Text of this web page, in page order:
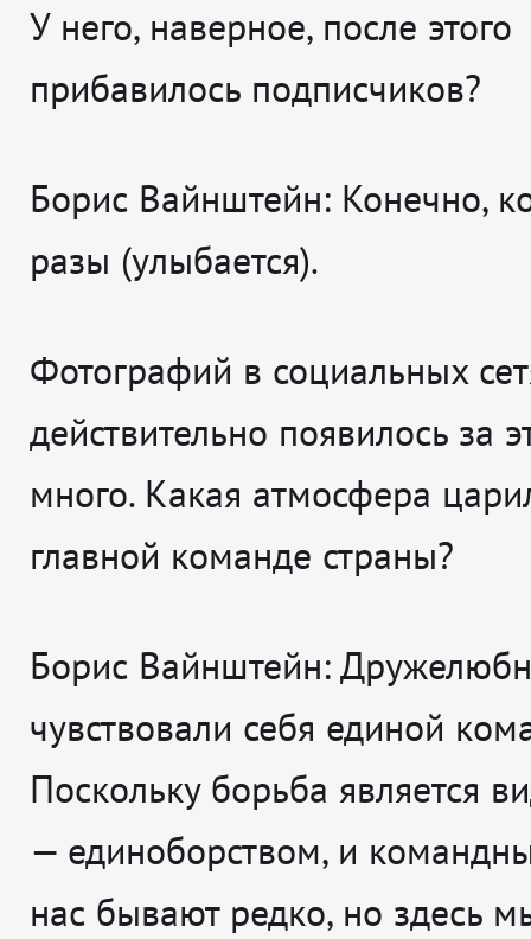
У него, наверное, после этого
прибавилось подписчиков?
Борис Вайнштейн: Конечно,
разы (улыбается).
Фотографий в социальных
действительно появилось за
много. Какая атмосфера
главной команде страны?
Борис Вайнштейн:
чувствовали себя единой
Поскольку борьба является
— единоборством, и
нас бывают редко, но здесь